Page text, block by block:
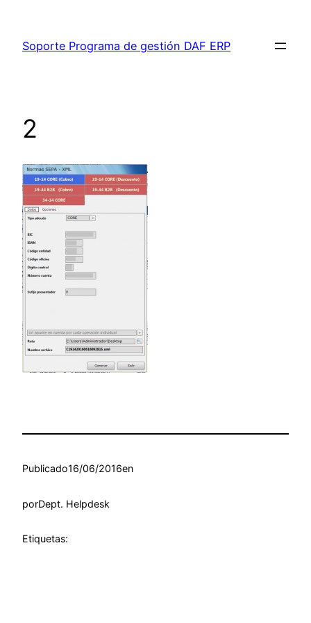
contenido
Soporte Programa de gestión DAF ERP
2
Publicado16/06/2016en
porDept. Helpdesk
Etiquetas: